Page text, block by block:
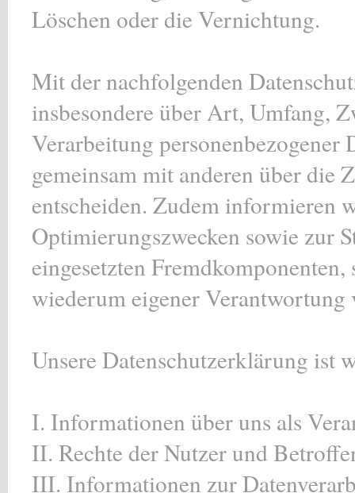
Löschen oder die Vernichtung.
Mit der nachfolgenden
insbesondere über Art, Umfang,
Verarbeitung
gemeinsam mit anderen über die
entscheiden. Zudem informieren
Optimierungszwecken sowie zur
eingesetzten
wiederum eigener Verantwortung
Unsere Datenschutzerklärung ist
I. Informationen über uns als
II. Rechte der Nutzer und
III. Informationen zur